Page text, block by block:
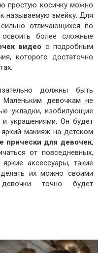
простую косичку можно
называемую змейку. Для
отличающихся по
более сложные
видео с подробным
которого достаточно
должны быть
девочкам не
укладки, изобилующие
украшениями. Он будет
макияж на детском
прически для девочек,
от повседневных,
аксессуары, такие
их можно своими
точно будет